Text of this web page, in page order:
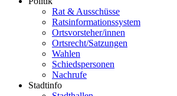
Rat & Ausschüsse
Ratsinformationssystem
Ortsvorsteher/innen
Ortsrecht/Satzungen
Wahlen
Schiedspersonen
Nachrufe
Stadtinfo